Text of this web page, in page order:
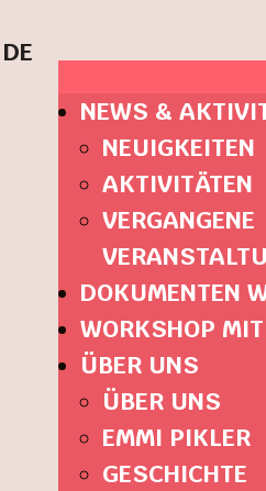
NEWS &
NEUIGKEITEN
AKTIVITÄTEN
VERGANGENE
DOKUMENTEN
WORKSHOP
ÜBER UNS
ÜBER UNS
EMMI PIKLER
GESCHICHTE
DE